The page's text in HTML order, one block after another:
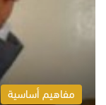
مفاهيم أساسية